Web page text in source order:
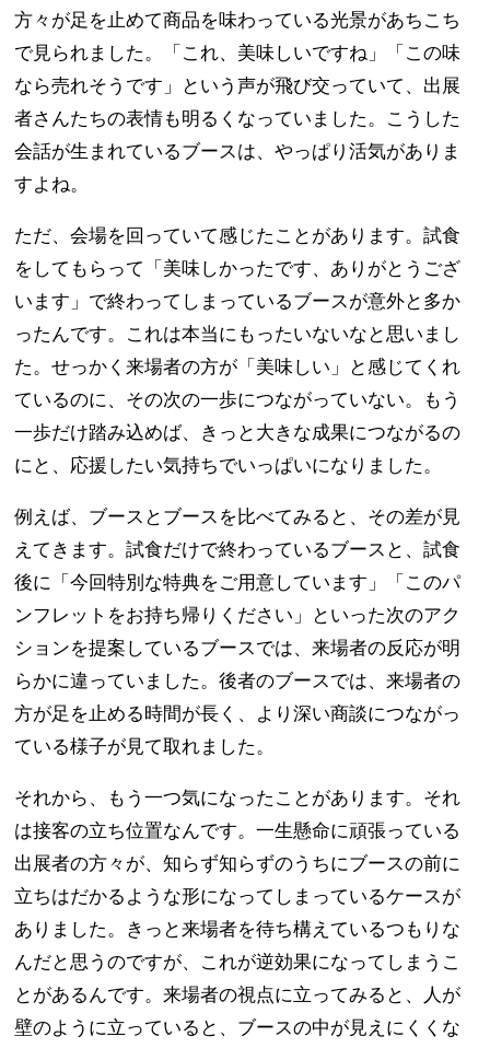
方々が足を止めて商品を味わっている光景があちこち
で見られました。「これ、美味しいですね」「この味
なら売れそうです」という声が飛び交っていて、出展
者さんたちの表情も明るくなっていました。こうした
会話が生まれているブースは、やっぱり活気がありま
すよね。
ただ、会場を回っていて感じたことがあります。試食
をしてもらって「美味しかったです、ありがとうござ
います」で終わってしまっているブースが意外と多か
ったんです。これは本当にもったいないなと思いまし
た。せっかく来場者の方が「美味しい」と感じてくれ
ているのに、その次の一歩につながっていない。もう
一歩だけ踏み込めば、きっと大きな成果につながるの
にと、応援したい気持ちでいっぱいになりました。
例えば、ブースとブースを比べてみると、その差が見
えてきます。試食だけで終わっているブースと、試食
後に「今回特別な特典をご用意しています」「このパ
ンフレットをお持ち帰りください」といった次のアク
ションを提案しているブースでは、来場者の反応が明
らかに違っていました。後者のブースでは、来場者の
方が足を止める時間が長く、より深い商談につながっ
ている様子が見て取れました。
それから、もう一つ気になったことがあります。それ
は接客の立ち位置なんです。一生懸命に頑張っている
出展者の方々が、知らず知らずのうちにブースの前に
立ちはだかるような形になってしまっているケースが
ありました。きっと来場者を待ち構えているつもりな
んだと思うのですが、これが逆効果になってしまうこ
とがあるんです。来場者の視点に立ってみると、人が
壁のように立っていると、ブースの中が見えにくくな